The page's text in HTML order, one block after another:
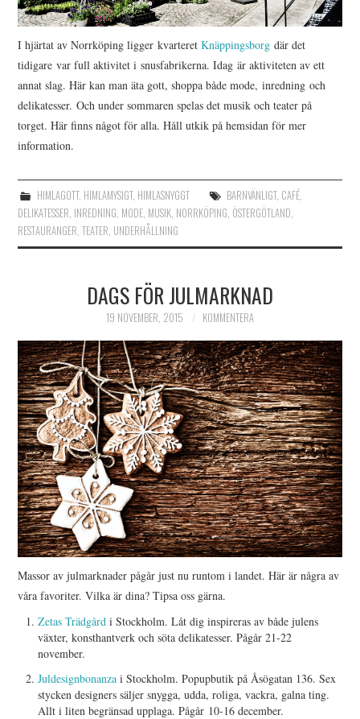
I hjärtat av Norrköping ligger kvarteretKnäppingsborg där det
tidigare var full aktivitet i snusfabrikerna. Idag är aktiviteten av ett
annat slag. Här kan man äta gott, shoppa både mode, inredning och
delikatesser. Och under sommaren spelas det musik och teater på
torget. Här finns något för alla. Håll utkik på hemsidan för mer
information.
HIMLAGOTT, HIMLAMYSIGT, HIMLASNYGGT BARNVÄNLIGT, CAFÉ,
DELIKATESSER INREDNING MODE MUSIK NORRKÖPING ÖSTERGÖTLAND
RESTAURANGER ,TEATER UNDERHÅLLNING
DAGS FÖR JULMARKNAD
19 NOVEMBER, 2015 KOMMENTERA
Massor av julmarknader pågår just nu runtom i landet. Här är några av
våra favoriter. Vilka är dina? Tipsa oss gärna.
Zetas Trädgård i Stockholm. Låt dig inspireras av både julens
växter, konsthantverk och söta delikatesser. Pågår 21-22
november.
Juldesignbonanza i Stockholm. Popupbutik på Åsögatan 136. Sex
stycken designers säljer snygga, udda, roliga, vackra, galna ting.
Allt i liten begränsad upplaga. Pågår 10-16 december.